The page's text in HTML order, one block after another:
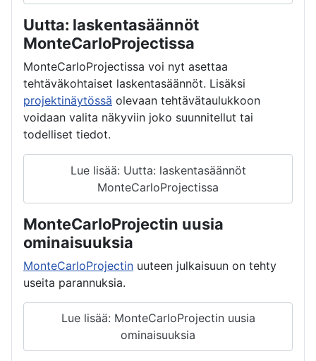
Uutta: laskentasäännöt
MonteCarloProjectissa
MonteCarloProjectissa voi nyt asettaa
tehtäväkohtaiset laskentasäännöt. Lisäksi
projektinäytössä olevaan tehtävätaulukkoon
voidaan valita näkyviin joko suunnitellut tai
todelliset tiedot.
Lue lisää: Uutta: laskentasäännöt
MonteCarloProjectissa
MonteCarloProjectin uusia
ominaisuuksia
MonteCarloProjectin uuteen julkaisuun on tehty
useita parannuksia.
Lue lisää: MonteCarloProjectin uusia
ominaisuuksia